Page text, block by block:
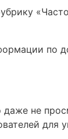
по
не
для